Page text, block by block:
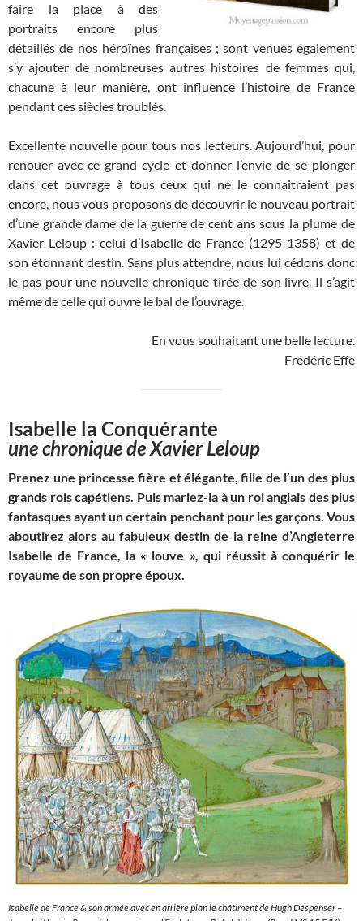
faire la place à des
portraits encore plus
détaillés de nos héroïnes françaises ; sont venues également
s’y ajouter de nombreuses autres histoires de femmes qui,
chacune à leur manière, ont influencé l’histoire de France
pendant ces siècles troublés.
Excellente nouvelle pour tous nos lecteurs. Aujourd’hui, pour
renouer avec ce grand cycle et donner l’envie de se plonger
dans cet ouvrage à tous ceux qui ne le connaitraient pas
encore, nous vous proposons de découvrir le nouveau portrait
d’une grande dame de la guerre de cent ans sous la plume de
Xavier Leloup : celui d’Isabelle de France (1295-1358) et de
son étonnant destin. Sans plus attendre, nous lui cédons donc
le pas pour une nouvelle chronique tirée de son livre. Il s’agit
même de celle qui ouvre le bal de l’ouvrage.
En vous souhaitant une belle lecture.
Frédéric Effe
Isabelle la Conquérante
une chronique de Xavier Leloup
Prenez une princesse fière et élégante, fille de l’un des plus
grands rois capétiens. Puis mariez-la à un roi anglais des plus
fantasques ayant un certain penchant pour les garçons. Vous
aboutirez alors au fabuleux destin de la reine d’Angleterre
Isabelle de France, la « louve », qui réussit à conquérir le
royaume de son propre époux.
Isabelle de France & son armée avec en arrière plan le châtiment de Hugh Despenser –